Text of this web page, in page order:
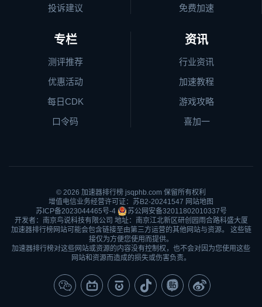
投诉建议
免费加速
专栏
测评推荐
优惠活动
每日CDK
口令码
资讯
行业资讯
加速教程
游戏攻略
喜加一
© 2026 加速器排行榜 jsqphb.com 保留所有权利
增值电信业务经营许可证：苏B2-20241547 网站地图
苏ICP备2023044465号-4
苏公网安备32011802010337号
开发者：南京鸟说科技有限公司 地址：南京江北新区研创园雨合路科盛大厦
加速器排行榜网站可能会包含链接至由第三方运营的其他网站与资源。 这些链
接仅为方便您使用而提供。
加速器排行榜对这些网站或资源的内容没有控制权，也不会对因为您使用这些
网站和资源而造成的损失或伤害负责。